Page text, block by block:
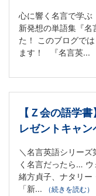
講
座、
心に響く名言で学ぶ
新発想の単語集『名
た！ このブログで
ます！ 『名言英...
【Ｚ会の語学
レゼントキャン
＼名言英語シリー
く名言だったら… ウ
緒方貞子、ナタリ
「新...
（続きを読む）